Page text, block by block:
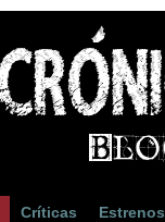
Críticas Estrenos